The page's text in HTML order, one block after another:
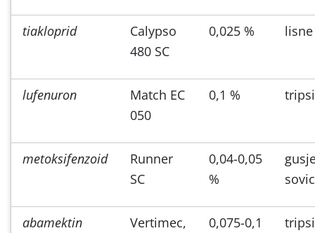
tiakloprid
Calypso
480 SC
0,025 %
lufenuron
Match EC
050
0,1 % tripsi
metoksifenzoid
Runner
SC
0,04-0,05
%
abamektin
Vertimec,
0,075-0,1